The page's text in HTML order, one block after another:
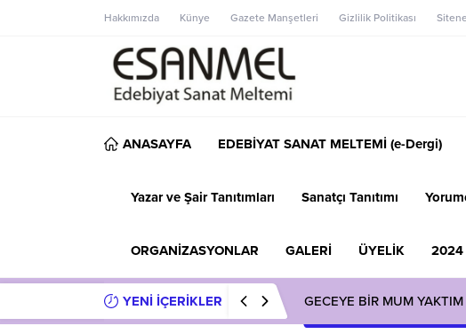
Hakkımızda Künye Gazete Manşetleri Gizlilik Politikası
ANASAYFA EDEBİYAT SANAT MELTEMİ (e-Dergi)
Yazar ve Şair Tanıtımları Sanatçı Tanıtımı
ORGANİZASYONLAR GALERİ ÜYELİK 2024
YENİ İÇERİKLER GECEYE BİR MUM YAKTIM